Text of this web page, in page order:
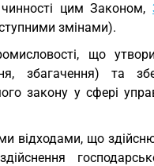
цим Законом,
змінами).
що
збагачення) та
закону у сфері
відходами, що